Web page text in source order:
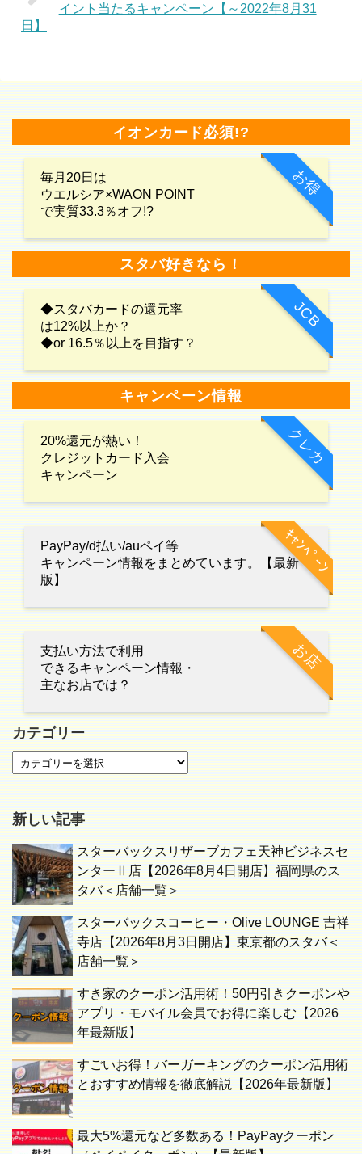
イント当たるキャンペーン【～2022年8月31
日】
イオンカード必須!?
お得
毎月20日は
ウエルシア×WAON POINT
で実質33.3％オフ!?
スタバ好きなら！
JCB
◆スタバカードの還元率
は12%以上か？
◆or 16.5％以上を目指す？
キャンペーン情報
クレカ
20%還元が熱い！
クレジットカード入会
キャンペーン
ｷｬﾝﾍﾟｰﾝ
PayPay/d払い/auペイ等
キャンペーン情報をまとめています。【最新
版】
お店
支払い方法で利用
できるキャンペーン情報・
主なお店では？
カテゴリー
新しい記事
スターバックスリザーブカフェ天神ビジネスセ
ンターⅡ店【2026年8月4日開店】福岡県のス
タバ＜店舗一覧＞
スターバックスコーヒー・Olive LOUNGE 吉祥
寺店【2026年8月3日開店】東京都のスタバ＜
店舗一覧＞
すき家のクーポン活用術！50円引きクーポンや
アプリ・モバイル会員でお得に楽しむ【2026
年最新版】
すごいお得！バーガーキングのクーポン活用術
とおすすめ情報を徹底解説【2026年最新版】
最大5%還元など多数ある！PayPayクーポン